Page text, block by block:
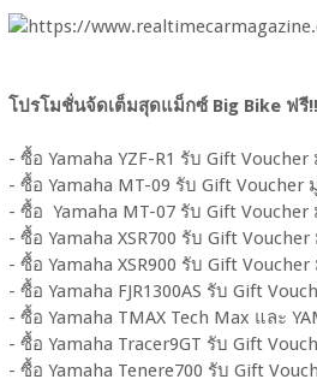
โปรโมชั่นจ้ดเต็มสุดแม็กซ์ Big Bike ฟรี
- ซื้อ Yamaha YZF-R1 รับ Gift
- ซื้อ Yamaha MT-09 รับ Gift
- ซื้อ Yamaha MT-07 รับ Gift
- ซื้อ Yamaha XSR700 รับ Gift
- ซื้อ Yamaha XSR900 รับ Gift
- ซื้อ Yamaha FJR1300AS รับ Gift
- ซื้อ Yamaha TMAX Tech Max และ
- ซื้อ Yamaha Tracer9GT รับ Gift
- ซื้อ Yamaha Tenere700 รับ Gift